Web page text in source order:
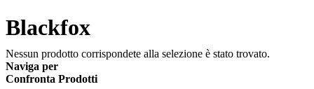
Blackfox
Nessun prodotto corrispondete alla selezione è stato trovato.
Naviga per
Confronta Prodotti